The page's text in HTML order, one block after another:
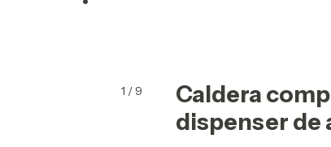
1 / 9
Caldera
dispenser de